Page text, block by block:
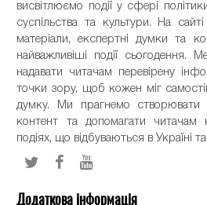
висвітлюємо події у сфері
суспільства та культури. На
матеріали, експертні думки та
найважливіші події
надавати читачам перевірену
точки зору, щоб кожен міг
думку. Ми прагнемо створювати
контент та допомагати читачам
подіях, що відбуваються в Україні та
Додаткова інформація